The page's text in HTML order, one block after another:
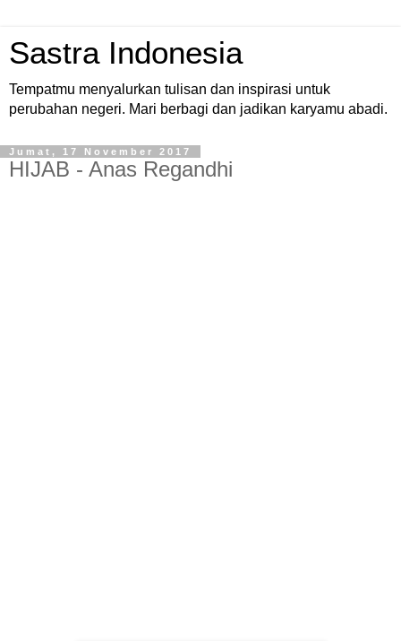
Sastra Indonesia
Tempatmu menyalurkan tulisan dan inspirasi untuk
perubahan negeri. Mari berbagi dan jadikan karyamu abadi.
Jumat, 17 November 2017
HIJAB - Anas Regandhi